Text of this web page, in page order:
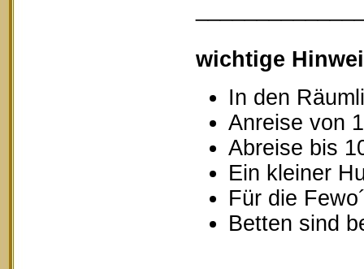
wichtige
In den
Anreise von
Abreise bis
Ein kleiner
Für die
Betten sind